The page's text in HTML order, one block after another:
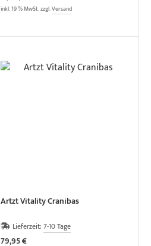
inkl. 19 % MwSt. zzgl.Versand
Artzt Vitality Cranibas
Lieferzeit: 7-10 Tage
79,95 €